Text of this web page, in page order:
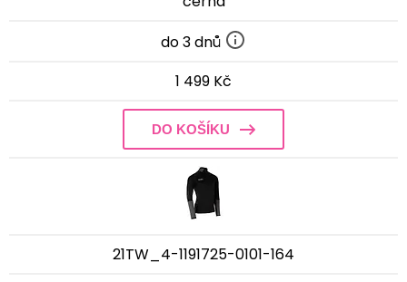
do 3 dnů
1 499 Kč
DO KOŠÍKU
21TW_4-1191725-0101-164